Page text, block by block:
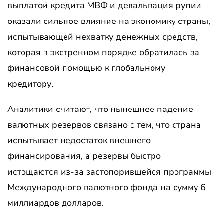
выплатой кредита МВФ и девальвация рупии
оказали сильное влияние на экономику страны,
испытывающей нехватку денежных средств,
которая в экстренном порядке обратилась за
финансовой помощью к глобальному
кредитору.
Аналитики считают, что нынешнее падение
валютных резервов связано с тем, что страна
испытывает недостаток внешнего
финансирования, а резервы быстро
истощаются из-за застопорившейся программы
Международного валютного фонда на сумму 6
миллиардов долларов.